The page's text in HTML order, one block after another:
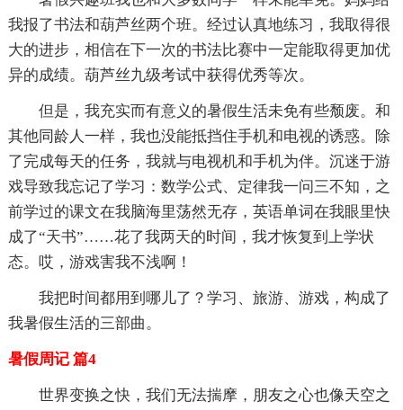
我报了书法和葫芦丝两个班。经过认真地练习，我取得很
大的进步，相信在下一次的书法比赛中一定能取得更加优
异的成绩。葫芦丝九级考试中获得优秀等次。
但是，我充实而有意义的暑假生活未免有些颓废。和
其他同龄人一样，我也没能抵挡住手机和电视的诱惑。除
了完成每天的任务，我就与电视机和手机为伴。沉迷于游
戏导致我忘记了学习：数学公式、定律我一问三不知，之
前学过的课文在我脑海里荡然无存，英语单词在我眼里快
成了“天书”……花了我两天的时间，我才恢复到上学状
态。哎，游戏害我不浅啊！
我把时间都用到哪儿了？学习、旅游、游戏，构成了
我暑假生活的三部曲。
暑假周记 篇4
世界变换之快，我们无法揣摩，朋友之心也像天空之